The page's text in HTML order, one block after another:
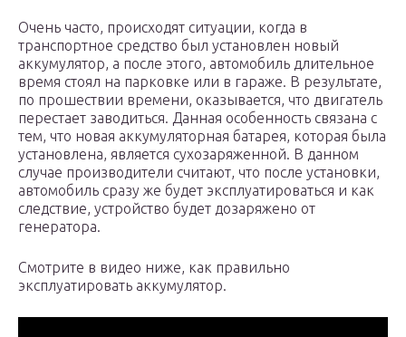
Очень часто, происходят ситуации, когда в
транспортное средство был установлен новый
аккумулятор, а после этого, автомобиль длительное
время стоял на парковке или в гараже. В результате,
по прошествии времени, оказывается, что двигатель
перестает заводиться. Данная особенность связана с
тем, что новая аккумуляторная батарея, которая была
установлена, является сухозаряженной. В данном
случае производители считают, что после установки,
автомобиль сразу же будет эксплуатироваться и как
следствие, устройство будет дозаряжено от
генератора.
Смотрите в видео ниже, как правильно
эксплуатировать аккумулятор.